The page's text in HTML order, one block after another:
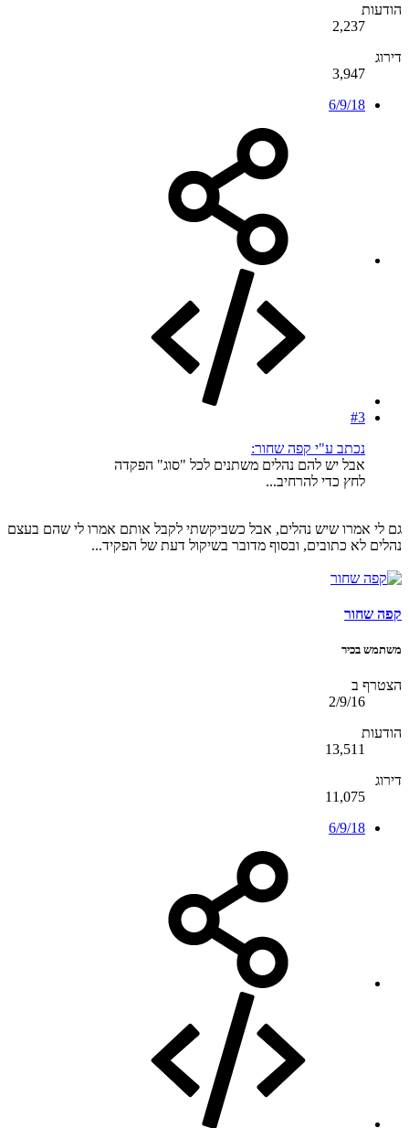
הודעות
2,237
דירוג
3,947
6/9/18
#3
נכתב ע"י קפה שחור:
אבל יש להם נהלים משתנים לכל "סוג" הפקדה
לחץ כדי להרחיב...
גם לי אמרו שיש נהלים, אבל כשביקשתי לקבל אותם אמרו לי שהם בעצם
נהלים לא כתובים, ובסוף מדובר בשיקול דעת של הפקיד...
קפה שחור
משתמש בכיר
הצטרף ב
2/9/16
הודעות
13,511
דירוג
11,075
6/9/18